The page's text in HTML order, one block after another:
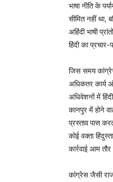
भाषा नीति के
सीमित नहीं था,
अहिंदी भाषी
हिंदी का
जिस समय
अधिकतर कार्य
अधिवेशनों में
कानपुर में होने
प्रस्ताव पास
कोई वक्ता
कार्रवाई आम
कांग्रेस जैसी